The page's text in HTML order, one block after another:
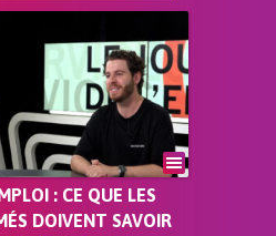
: CE QUE LES
DOIVENT SAVOIR